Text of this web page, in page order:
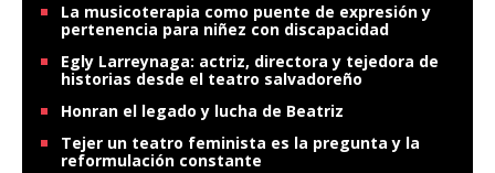
La musicoterapia como puente de expresión y
pertenencia para niñez con discapacidad
Egly Larreynaga: actriz, directora y tejedora de
historias desde el teatro salvadoreño
Honran el legado y lucha de Beatriz
Tejer un teatro feminista es la pregunta y la
reformulación constante